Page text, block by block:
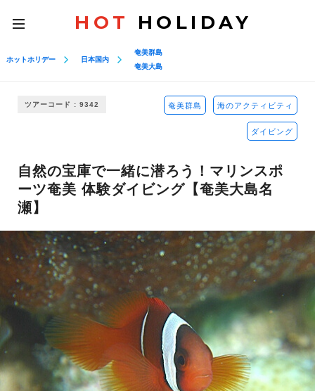
toggle
navigation
HOT HOLIDAY
ホットホリデー 日本国内
奄美群島
奄美大島
ツアーコード : 9342 奄美群島 海のアクティビティ
ダイビング
自然の宝庫で一緒に潜ろう！マリンスポ
ーツ奄美 体験ダイビング【奄美大島名
瀬】